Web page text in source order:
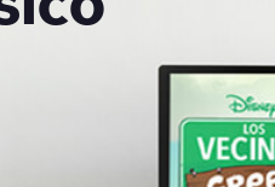
Integración con Netflix